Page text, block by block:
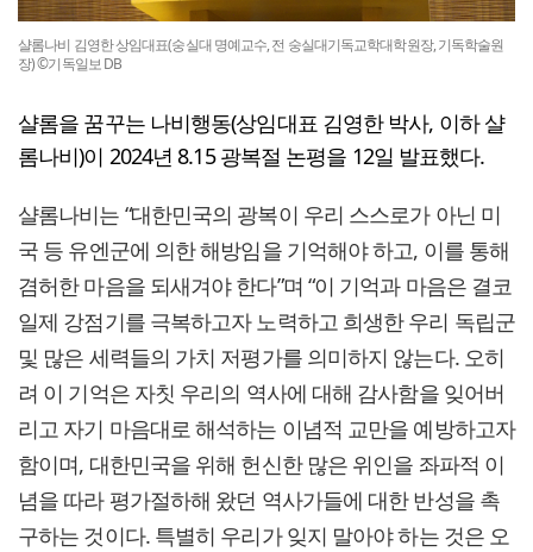
샬롬나비 김영한 상임대표(숭실대 명예교수, 전 숭실대기독교학대학원장, 기독학술원
장) ©기독일보 DB
샬롬을 꿈꾸는 나비행동(상임대표 김영한 박사, 이하 샬
롬나비)이 2024년 8.15 광복절 논평을 12일 발표했다.
샬롬나비는 “대한민국의 광복이 우리 스스로가 아닌 미
국 등 유엔군에 의한 해방임을 기억해야 하고, 이를 통해
겸허한 마음을 되새겨야 한다”며 “이 기억과 마음은 결코
일제 강점기를 극복하고자 노력하고 희생한 우리 독립군
및 많은 세력들의 가치 저평가를 의미하지 않는다. 오히
려 이 기억은 자칫 우리의 역사에 대해 감사함을 잊어버
리고 자기 마음대로 해석하는 이념적 교만을 예방하고자
함이며, 대한민국을 위해 헌신한 많은 위인을 좌파적 이
념을 따라 평가절하해 왔던 역사가들에 대한 반성을 촉
구하는 것이다. 특별히 우리가 잊지 말아야 하는 것은 오